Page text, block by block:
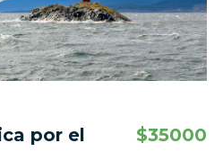
por el
$35000